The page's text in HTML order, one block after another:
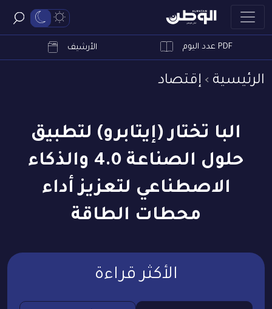
PDF عدد اليوم الأرشيف
الرئيسية إقتصاد
البا تختار (إيتابرو) لتطبيق
حلول الصناعة 4.0 والذكاء
الاصطناعي لتعزيز أداء
محطات الطاقة
الأكثر قراءة